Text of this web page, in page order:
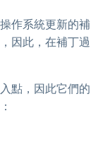
作系統更新的補
因此，在補丁過
點，因此它們的